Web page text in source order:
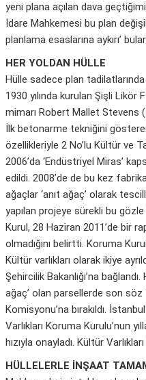
yeni plana açılan dava
İdare Mahkemesi bu plan
planlama esaslarına aykırı’
HER YOLDAN HÜLLE
Hülle sadece plan
1930 yılında kurulan Şişli Likör
mimarı Robert Mallet Stevens
İlk betonarme tekniğini
özellikleriyle 2 No’lu Kültür ve
2006’da ‘Endüstriyel Miras’
edildi. 2008’de de bu kez
ağaçlar ‘anıt ağaç’ olarak
yapılan projeye sürekli bu
Kurul, 28 Haziran 2011’de bir
olmadığını belirtti. Koruma
Kültür varlıkları olarak ikiye
Şehircilik Bakanlığı’na
ağaç’ olan parsellerde son söz
Komisyonu’na bırakıldı.
Varlıkları Koruma Kurulu’nun
hızıyla onayladı. Kültür
HÜLLELERLE İNŞAAT